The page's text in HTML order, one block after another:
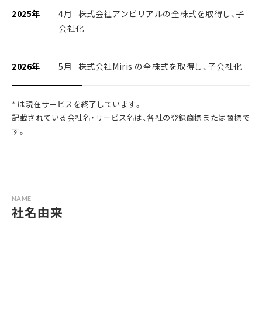
2025年
4月 株式会社アンビリアルの全株式を取得し、子
会社化
2026年 5月 株式会社Miris の全株式を取得し、子会社化
* は現在サービスを終了しています。
記載されている会社名・サービス名は、各社の登録商標または商標で
す。
NAME
社名由来